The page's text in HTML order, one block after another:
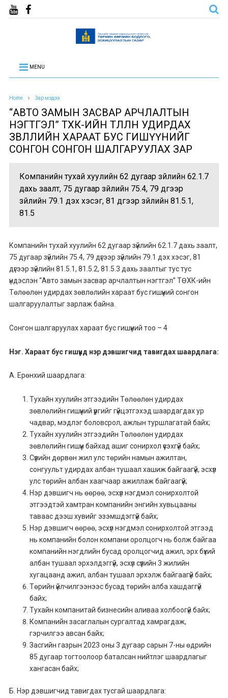
MENU
Home Зар мэдээ
“АВТО ЗАМЫН ЗАСВАР АРЧЛАЛТЫН
НЭГТГЭЛ” ТӨХК-ИЙН ТӨЛӨӨЛӨН УДИРДАХ
ЗӨВЛӨЛИЙН ХАРААТ БУС ГИШҮҮНИЙГ
СОНГОН СОНГОН ШАЛГАРУУЛАХ ЗАР
Компанийн тухай хуулийн 62 дугаар зүйлийн 62.1.7
дахь заалт, 75 дугаар зүйлийн 75.4, 79 дүгээр
зүйлийн 79.1 дэх хэсэг, 81 дүгээр зүйлийн 81.5.1,
81.5
Компанийн тухай хуулийн 62 дугаар зүйлийн 62.1.7 дахь заалт,
75 дугаар зүйлийн 75.4, 79 дүгээр зүйлийн 79.1 дэх хэсэг, 81
дүгээр зүйлийн 81.5.1, 81.5.2, 81.5.3 дахь заалтыг тус тус
үндэслэн “Авто замын засвар арчлалтын нэгтгэл” ТӨХК-ийн
Төлөөлөн удирдах зөвлөлийн хараат бус гишүүний сонгон
шалгаруулалтыг зарлаж байна.
Сонгон шалгаруулах хараат бус гишүүний тоо – 4
Нэг. Хараат бус гишүүнд нэр дэвшигчид тавигдах шаардлага:
А. Ерөнхий шаардлага:
Тухайн хуулийн этгээдийн Төлөөлөн удирдах
зөвлөлийн гишүүний үүргийг гүйцэтгэхэд шаардагдах ур
чадвар, мэдлэг боловсрол, ажлын туршлагатай байх;
Тухайн хуулийн этгээдийн Төлөөлөн удирдах
зөвлөлийн гишүүн байхад ашиг сонирхол үүсэхгүй байх;
Сүүлийн дөрвөн жил улс төрийн намын ажилтан,
сонгуульт удирдах албан тушаал хашиж байгаагүй, эсхүл
улс төрийн албан хаагчаар ажиллаж байгаагүй;
Нэр дэвшигч нь өөрөө, эсхүл нэгдмэл сонирхолтой
этгээдтэй хамтран компанийн энгийн хувьцааны
таваас дээш хувийг эзэмшдэггүй байх;
Нэр дэвшигч өөрөө, эсхүл нэгдмэл сонирхолтой этгээд
нь компанийн болон компани оролцогч нь болж байгаа
компанийн нэгдлийн бусад оролцогчид ажил, эрх бүхий
албан тушаал эрхэлдэггүй, эсхүл сүүлийн 3 жилийн
хугацаанд ажил, албан тушаал эрхэлж байгаагүй байх;
Төрийн үйлчилгээнээс бусад төрийн алба хашдаггүй
байх;
Тухайн компанитай бизнесийн аливаа холбоогүй байх;
Компанийн засаглалын сургалтад хамрагдаж,
гэрчилгээ авсан байх;
Засгийн газрын 2023 оны 3 дугаар сарын 7-ны өдрийн
85 дугаар тогтоолоор баталсан нийтлэг шаардлагыг
хангасан байх;
Б. Нэр дэвшигчид тавигдах тусгай шаардлага: